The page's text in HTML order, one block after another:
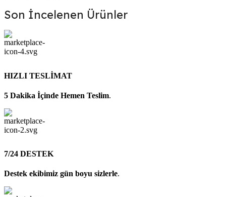
Son İncelenen Ürünler
HIZLI TESLİMAT
5 Dakika İçinde Hemen Teslim.
7/24 DESTEK
Destek ekibimiz gün boyu sizlerle.